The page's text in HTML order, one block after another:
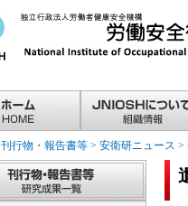
刊行物・報告書等 > 安衛研ニュース >